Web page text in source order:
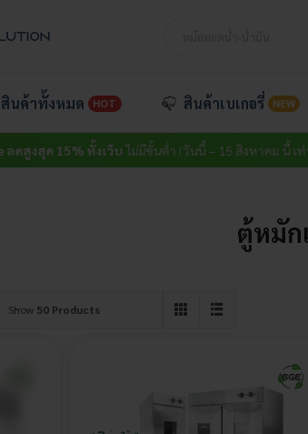
สินค้าทั้งหมด HOT สินค้าเบเกอรี่ NEW
สุด 15% ทั้งเว็บไม่มีขั้นต่ำ (วันนี้ – 15 สิงหาคม นี้ เท่านั้น)
ตู้หมั
Show 50 Products